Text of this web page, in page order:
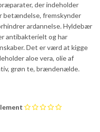
der indeholder
betændelse, fremskynder
ardannelse. Hyldebær
antibakterielt og har
Det er værd at kigge
aloe vera, olie af
grøn te, brændenælde.